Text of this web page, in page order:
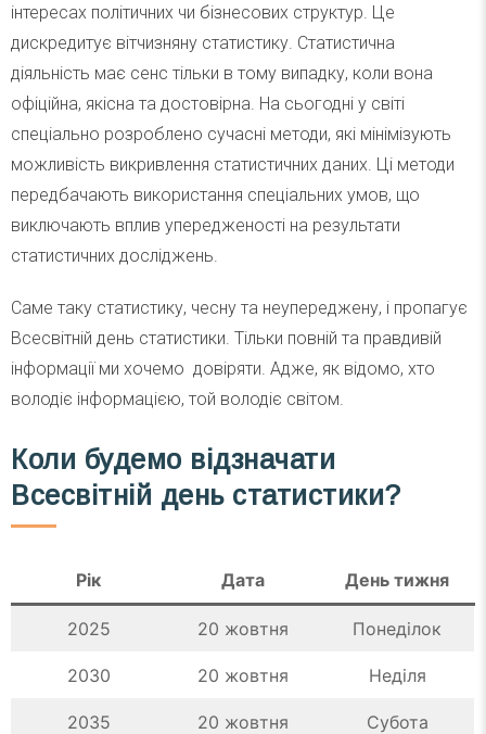
інтересах політичних чи бізнесових структур. Це
дискредитує вітчизняну статистику. Статистична
діяльність має сенс тільки в тому випадку, коли вона
офіційна, якісна та достовірна. На сьогодні у світі
спеціально розроблено сучасні методи, які мінімізують
можливість викривлення статистичних даних. Ці методи
передбачають використання спеціальних умов, що
виключають вплив упередженості на результати
статистичних досліджень.
Саме таку статистику, чесну та неупереджену, і пропагує
Всесвітній день статистики. Тільки повній та правдивій
інформації ми хочемо довіряти. Адже, як відомо, хто
володіє інформацією, той володіє світом.
Коли будемо відзначати
Всесвітній день статистики?
Рік Дата День тижня
2025 20 жовтня Понеділок
2030 20 жовтня Неділя
2035 20 жовтня Субота